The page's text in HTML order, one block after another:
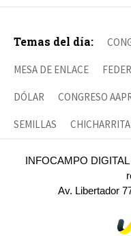
Temas del día:
MESA DE ENLACE
DÓLAR CONGRESO
SEMILLAS
INFOCAMPO
Av. Libertador